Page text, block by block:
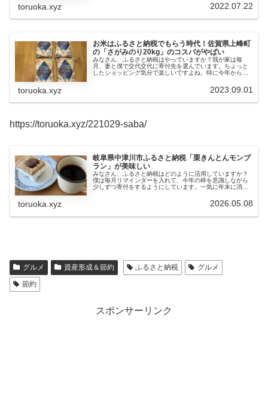
toruoka.xyz 2022.07.22
お米はふるさと納税でもらう時代！佐賀県上峰町
の「さがみのり20kg」のコスパがやばい
みなさん、ふるさと納税はやっていますか？我が家は毎
月、妻と僕で交代交代に寄付先を選んでいます。ちょっと
したショッピング気分で楽しいですよね。特に今年からよ
toruoka.xyz 2023.09.01
https://toruoka.xyz/221029-saba/
岐阜県中津川市ふるさと納税「栗きんとんモンブ
ラン」が美味しい
みなさん、ふるさと納税はどのように活用していますか？
僕は毎月リマインダーを入れて、今年の枠を意識しながら
少しずつ寄付をするようにしています。一気に年末に消化
toruoka.xyz 2026.05.08
グルメ 資産形成＆節約 ふるさと納税
グルメ
節約
スポンサーリンク